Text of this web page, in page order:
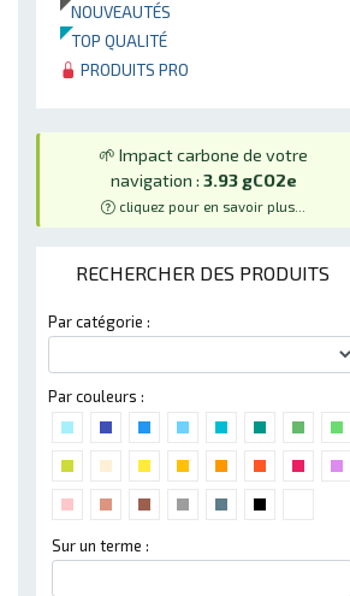
NOUVEAUTÉS
TOP QUALITÉ
PRODUITS PRO
🌱 Impact carbone de votre
navigation : 3.93 gCO2e
cliquez pour en savoir plus...
RECHERCHER DES PRODUITS
Par catégorie :
Par couleurs :
Sur un terme :